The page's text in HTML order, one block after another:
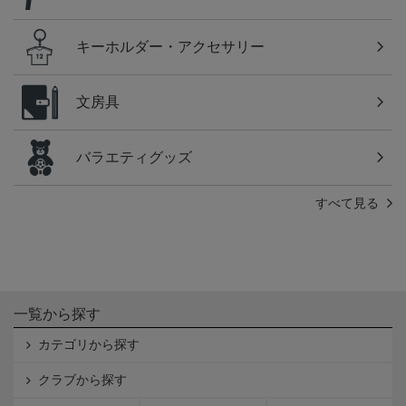
キーホルダー・アクセサリー
文房具
バラエティグッズ
すべて見る
一覧から探す
カテゴリから探す
クラブから探す